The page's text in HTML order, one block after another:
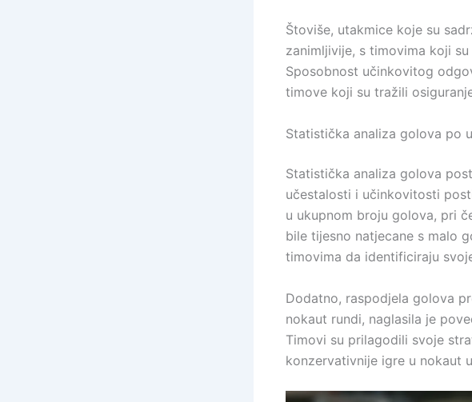
Štoviše, utakmice koje su
zanimljivije, s timovima koji
Sposobnost učinkovitog
timove koji su tražili
Statistička analiza golova po
Statistička analiza golova
učestalosti i učinkovitosti
u ukupnom broju golova, pri
bile tijesno natjecane s malo
timovima da identificiraju
Dodatno, raspodjela golova
nokaut rundi, naglasila je
Timovi su prilagodili svoje
konzervativnije igre u nokaut